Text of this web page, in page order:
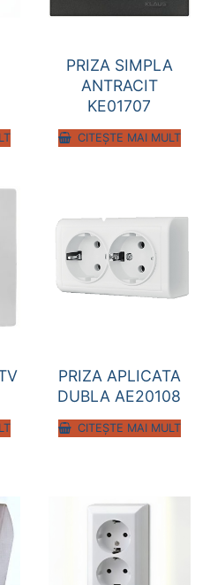
PRIZA SIMPLA
ANTRACIT
KE01707
CITEȘTE MAI MULT
PRIZA APLICATA
DUBLA AE20108
CITEȘTE MAI MULT